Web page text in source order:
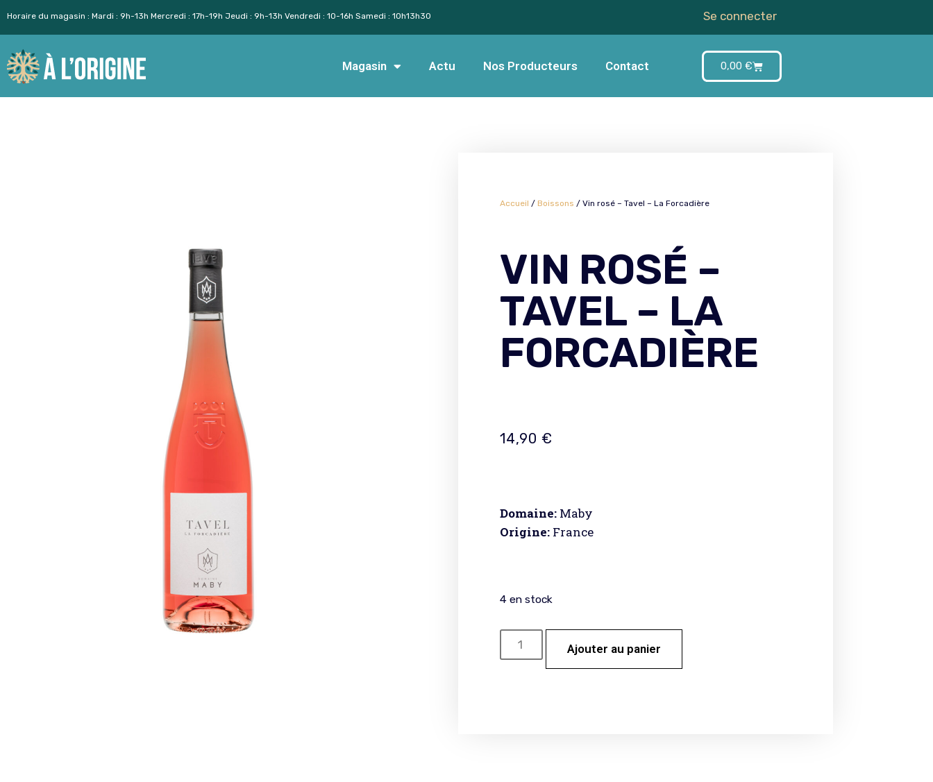
Aller
au
contenu
Horaire du magasin : Mardi : 9h-13h Mercredi : 17h-19h Jeudi : 9h-13h Vendredi : 10-16h Samedi : 10h13h30 Se connecter
Magasin Actu Nos Producteurs Contact 0,00 €
Accueil / Boissons / Vin rosé – Tavel – La Forcadière
VIN ROSÉ –
TAVEL – LA
FORCADIÈRE
14,90 €
Domaine: Maby
Origine: France
4 en stock
Ajouter au panier